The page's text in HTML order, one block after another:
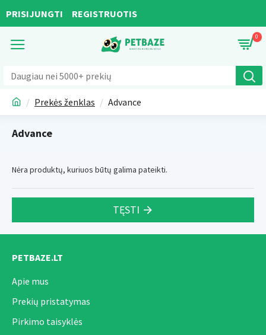
PRISIJUNGTI REGISTRUOTIS
0
Prekės ženklas Advance
Advance
Nėra produktų, kuriuos būtų galima pateikti.
TĘSTI
PETBAZE.LT
Apie mus
Prekių pristatymas
Pirkimo taisyklės